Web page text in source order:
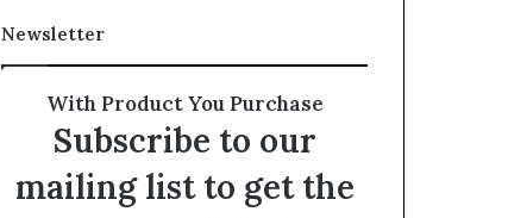
Newsletter
With Product You Purchase
Subscribe to our
mailing list to get the